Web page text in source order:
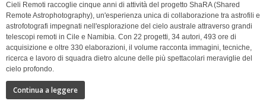
Cieli Remoti raccoglie cinque anni di attività del progetto ShaRA (Shared
Remote Astrophotography), un'esperienza unica di collaborazione tra astrofili e
astrofotografi impegnati nell'esplorazione del cielo australe attraverso grandi
telescopi remoti in Cile e Namibia. Con 22 progetti, 34 autori, 493 ore di
acquisizione e oltre 330 elaborazioni, il volume racconta immagini, tecniche,
ricerca e lavoro di squadra dietro alcune delle più spettacolari meraviglie del
cielo profondo.
Continua a leggere